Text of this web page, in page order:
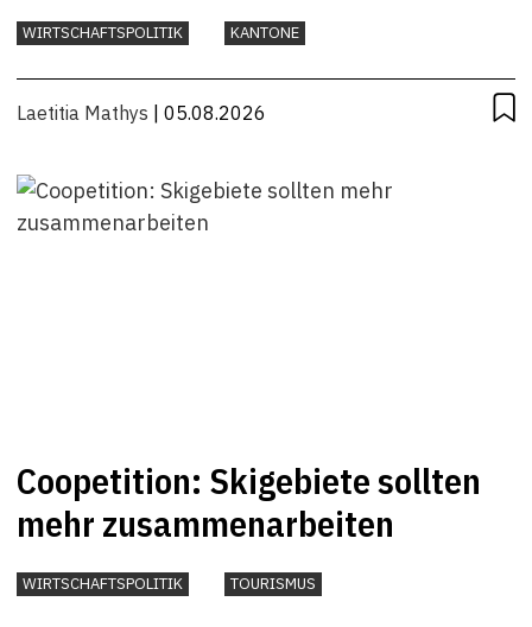
WIRTSCHAFTSPOLITIK KANTONE
Laetitia Mathys | 05.08.2026
Coopetition: Skigebiete sollten
mehr zusammenarbeiten
WIRTSCHAFTSPOLITIK TOURISMUS